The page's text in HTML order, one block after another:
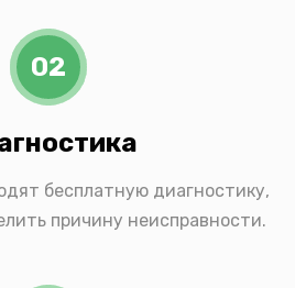
02
бесплатную диагностику,
причину неисправности.